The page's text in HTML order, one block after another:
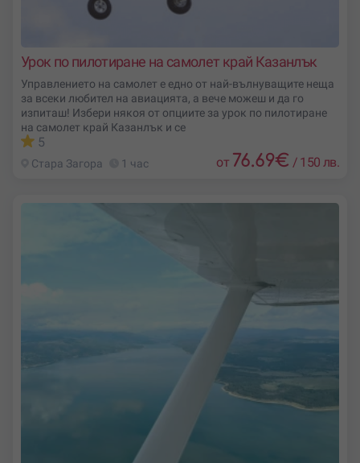
Урок по пилотиране на самолет край Казанлък
Управлението на самолет е едно от най-вълнуващите неща
за всеки любител на авиацията, а вече можеш и да го
изпиташ! Избери някоя от опциите за урок по пилотиране
на самолет край Казанлък и се
5
Стара Загора 1 час от 76.69€ / 150 лв.